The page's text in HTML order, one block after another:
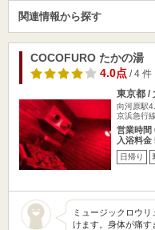
関連情報から探す
COCOFURO たかの湯
4.0点/ 4 件
東京都 /
向河原駅
京浜急行
営業時間
入浴料金
日帰り
ミュージックロウ
けます。身体が痛す